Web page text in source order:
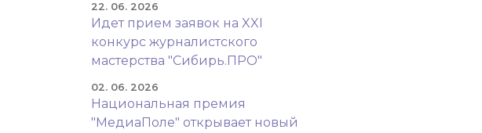
22. 06. 2026
Идет прием заявок на XXI
конкурс журналистского
мастерства "Сибирь.ПРО"
02. 06. 2026
Национальная премия
"МедиаПоле" открывает новый